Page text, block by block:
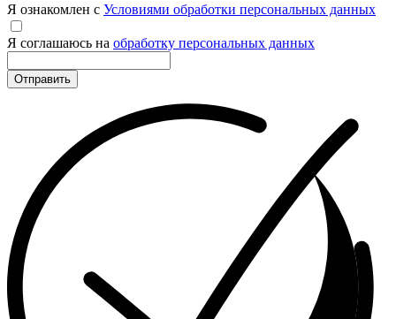
Я ознакомлен с Условиями обработки персональных данных
Я соглашаюсь на обработку персональных данных
Отправить